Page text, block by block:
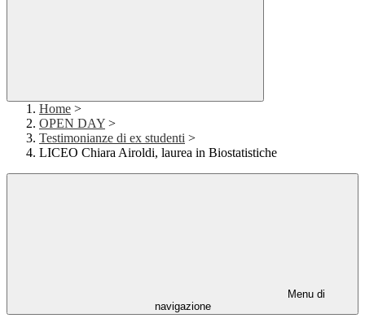
Home >
OPEN DAY >
Testimonianze di ex studenti >
LICEO Chiara Airoldi, laurea in Biostatistiche
Menu di
navigazione